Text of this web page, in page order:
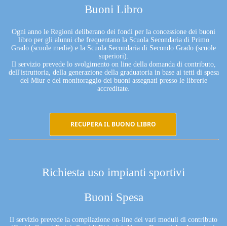
Buoni Libro
Ogni anno le Regioni deliberano dei fondi per la concessione dei buoni
libro per gli alunni che frequentano la Scuola Secondaria di Primo
Grado (scuole medie) e la Scuola Secondaria di Secondo Grado (scuole
superiori).
Il servizio prevede lo svolgimento on line della domanda di contributo,
dell'istruttoria, della generazione della graduatoria in base ai tetti di spesa
del Miur e del monitoraggio dei buoni assegnati presso le librerie
accreditate.
RECUPERA IL BUONO LIBRO
Richiesta uso impianti sportivi
Buoni Spesa
Il servizio prevede la compilazione on-line dei vari moduli di contributo